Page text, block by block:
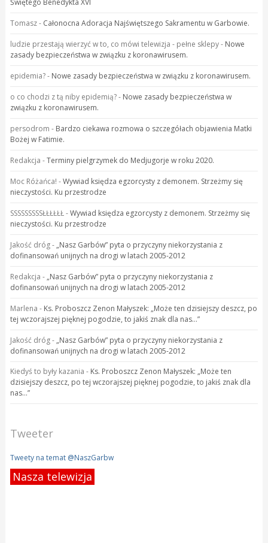
Tomasz- Całonocna Adoracja Najświętszego Sakramentu w Garbowie.
ludzie przestają wierzyć w to, co mówi telewizja - pełne sklepy- Nowe
zasady bezpieczeństwa w związku z koronawirusem.
epidemia?- Nowe zasady bezpieczeństwa w związku z koronawirusem.
o co chodzi z tą niby epidemią?- Nowe zasady bezpieczeństwa w
związku z koronawirusem.
persodrom - Bardzo ciekawa rozmowa o szczegółach objawienia Matki
Bożej w Fatimie.
Redakcja -Terminy pielgrzymek do Medjugorje w roku 2020.
Moc Różańca! -Wywiad księdza egzorcysty z demonem. Strzeżmy się
nieczystości. Ku przestrodze
SSSSSSSSSŁŁŁŁŁŁ-Wywiad księdza egzorcysty z demonem. Strzeżmy się
nieczystości. Ku przestrodze
Jakość dróg- „Nasz Garbów” pyta o przyczyny niekorzystania z
dofinansowań unijnych na drogi w latach 2005-2012
Redakcja - „Nasz Garbów” pyta o przyczyny niekorzystania z
dofinansowań unijnych na drogi w latach 2005-2012
Marlena - Ks. Proboszcz Zenon Małyszek: „Może ten dzisiejszy deszcz, po
tej wczorajszej pięknej pogodzie, to jakiś znak dla nas…”
Jakość dróg- „Nasz Garbów” pyta o przyczyny niekorzystania z
dofinansowań unijnych na drogi w latach 2005-2012
Kiedyś to były kazania - Ks. Proboszcz Zenon Małyszek: „Może ten
dzisiejszy deszcz, po tej wczorajszej pięknej pogodzie, to jakiś znak dla
nas…”
Tweeter
Tweety na temat @NaszGarbw
Nasza telewizja